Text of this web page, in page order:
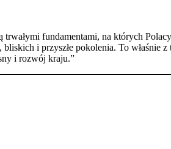
fundamentami, na których
i przyszłe pokolenia. To właśnie
i rozwój kraju.”